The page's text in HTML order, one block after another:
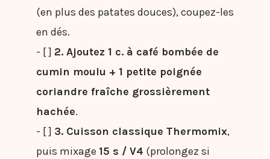
(en plus des patates douces), coupez-les
en dés.
- [ ] 2. Ajoutez 1 c. à café bombée de
cumin moulu + 1 petite poignée
coriandre fraîche grossièrement
hachée.
- [ ] 3. Cuisson classique Thermomix,
puis mixage 15 s / V4 (prolongez si